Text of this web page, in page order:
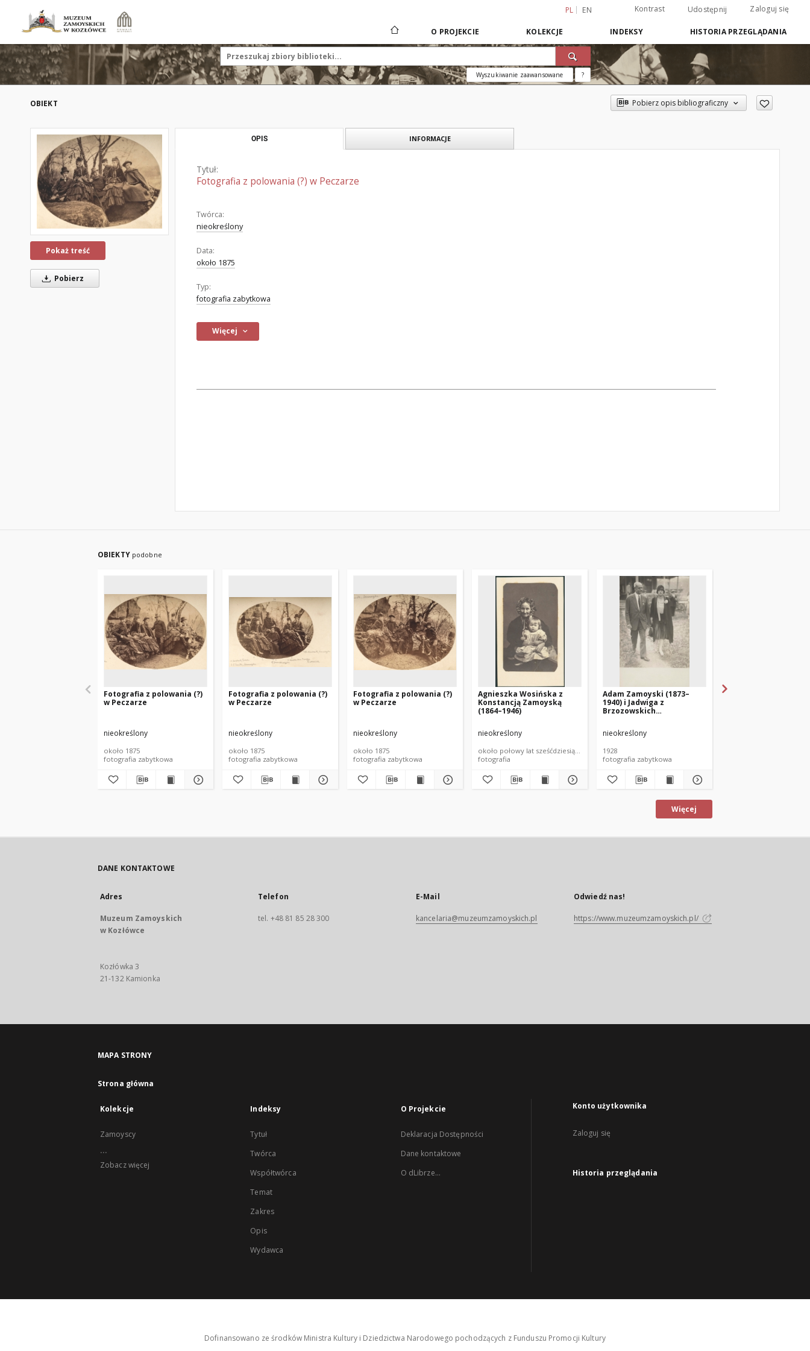
PL EN Kontrast Udostępnij Zaloguj się
O PROJEKCIE KOLEKCJE INDEKSY HISTORIA PRZEGLĄDANIA
Wyszukiwanie zaawansowane ?
OBIEKT Pobierz opis bibliograficzny
Pokaż treść
Pobierz
OPIS INFORMACJE
Tytuł:
Fotografia z polowania (?) w Peczarze
Twórca:
nieokreślony
Data:
około 1875
Typ:
fotografia zabytkowa
Więcej
OBIEKTY podobne
Fotografia z polowania (?)
w Peczarze
nieokreślony
około 1875
fotografia zabytkowa
Fotografia z polowania (?)
w Peczarze
nieokreślony
około 1875
fotografia zabytkowa
Fotografia z polowania (?)
w Peczarze
nieokreślony
około 1875
fotografia zabytkowa
Agnieszka Wosińska z
Konstancją Zamoyską
(1864–1946)
nieokreślony
około połowy lat sześćdziesiątych XIX wieku
fotografia
Adam Zamoyski (1873–
1940) i Jadwiga z
Brzozowskich
(1908–1998)
nieokreślony
1928
fotografia zabytkowa
Więcej
DANE KONTAKTOWE
Adres
Muzeum Zamoyskich
w Kozłówce
Kozłówka 3
21-132 Kamionka
Telefon
tel. +48 81 85 28 300
E-Mail
kancelaria@muzeumzamoyskich.pl
Odwiedź nas!
https://www.muzeumzamoyskich.pl/
MAPA STRONY
Strona główna
Kolekcje
Zamoyscy
...
Zobacz więcej
Indeksy
Tytuł
Twórca
Współtwórca
Temat
Zakres
Opis
Wydawca
O Projekcie
Deklaracja Dostępności
Dane kontaktowe
O dLibrze...
Konto użytkownika
Zaloguj się
Historia przeglądania
Dofinansowano ze środków Ministra Kultury i Dziedzictwa Narodowego pochodzących z Funduszu Promocji Kultury